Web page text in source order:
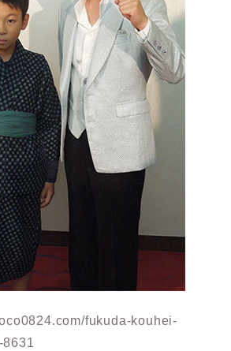
fukuda-kouhei-